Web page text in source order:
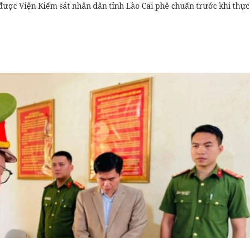
Viện Kiểm sát nhân dân tỉnh Lào Cai phê chuẩn trước khi thực